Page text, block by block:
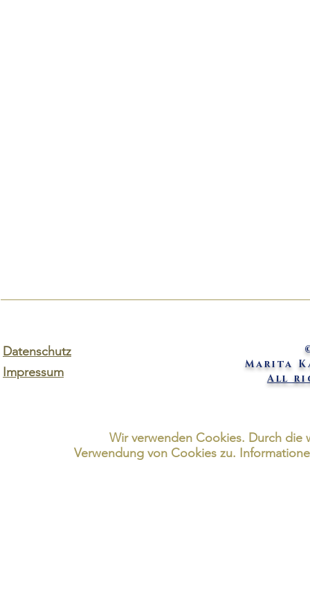
Datenschutz
Impressum
Marita
All
Wir verwenden Cookies. Durch die
Verwendung von Cookies zu.